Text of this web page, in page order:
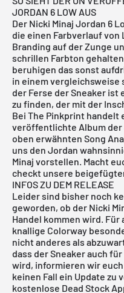
JORDAN 6 LOW AUS
Der Nicki Minaj Jordan 6
die einen Farbverlauf von
Branding auf der Zunge
schrillen Farbton
beruhigen das sonst
in einem vergleichsweise
der Ferse der Sneaker
zu finden, der mit der
Bei The Pinkprint handelt
veröffentlichte Album der
oben erwähnten Song
uns den Jordan
Minaj vorstellen. Macht
checkt unsere
INFOS ZU DEM RELEASE
Leider sind bisher noch
geworden, ob der Nicki
Handel kommen wird.
knallige Colorway
nicht anderes als
dass der Sneaker auch
wird, informieren wir
keinen Fall ein Update zu
kostenlose Dead Stock